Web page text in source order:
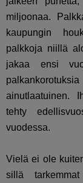
miljoonaa.
kaupungin
palkkoja niillä
jakaa ensi
ainutlaatuinen.
tehty
vuodessa.
Vielä ei ole
sillä